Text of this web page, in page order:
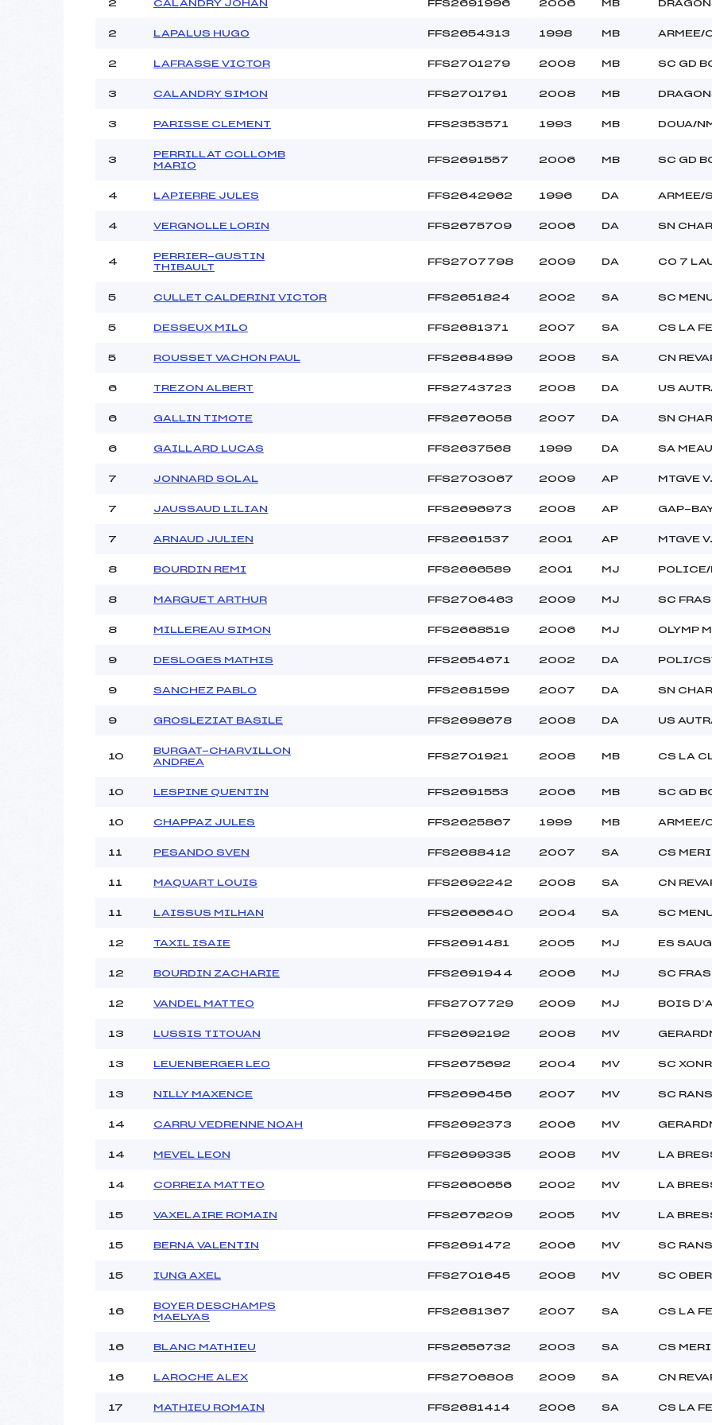
2 CALANDRY JOHAN FFS2691996 2006 MB
2 LAPALUS HUGO FFS2654313 1998 MB ARMEE/
2 LAFRASSE VICTOR FFS2701279 2008 MB SC GD
3 CALANDRY SIMON FFS2701791 2008 MB
3 PARISSE CLEMENT FFS2353571 1993 MB DOUA/
3
PERRILLAT COLLOMB
MARIO
FFS2691557 2006 MB SC GD
4 LAPIERRE JULES FFS2642962 1996 DA ARMEE/
4 VERGNOLLE LORIN FFS2675709 2006 DA SN
4
PERRIER-GUSTIN
THIBAULT
FFS2707798 2009 DA CO 7
5 CULLET CALDERINI VICTOR FFS2651824 2002 SA SC
5 DESSEUX MILO FFS2681371 2007 SA CS LA
5 ROUSSET VACHON PAUL FFS2684899 2008 SA CN
6 TREZON ALBERT FFS2743723 2008 DA US
6 GALLIN TIMOTE FFS2676058 2007 DA SN
6 GAILLARD LUCAS FFS2637568 1999 DA SA
7 JONNARD SOLAL FFS2703067 2009 AP MTGVE
7 JAUSSAUD LILIAN FFS2696973 2008 AP GAP-
7 ARNAUD JULIEN FFS2661537 2001 AP MTGVE
8 BOURDIN REMI FFS2666589 2001 MJ POLICE/
8 MARGUET ARTHUR FFS2706463 2009 MJ SC
8 MILLEREAU SIMON FFS2668519 2006 MJ OLYMP
9 DESLOGES MATHIS FFS2654671 2002 DA POLI/
9 SANCHEZ PABLO FFS2681599 2007 DA SN
9 GROSLEZIAT BASILE FFS2698678 2008 DA US
10
BURGAT-CHARVILLON
ANDREA
FFS2701921 2008 MB CS LA
10 LESPINE QUENTIN FFS2691553 2006 MB SC GD
10 CHAPPAZ JULES FFS2625867 1999 MB ARMEE/
11 PESANDO SVEN FFS2688412 2007 SA CS
11 MAQUART LOUIS FFS2692242 2008 SA CN
11 LAISSUS MILHAN FFS2666640 2004 SA SC
12 TAXIL ISAIE FFS2691481 2005 MJ ES
12 BOURDIN ZACHARIE FFS2691944 2006 MJ SC
12 VANDEL MATTEO FFS2707729 2009 MJ BOIS
13 LUSSIS TITOUAN FFS2692192 2008 MV
13 LEUENBERGER LEO FFS2675692 2004 MV SC
13 NILLY MAXENCE FFS2696456 2007 MV SC
14 CARRU VEDRENNE NOAH FFS2692373 2006 MV
14 MEVEL LEON FFS2699335 2008 MV LA
14 CORREIA MATTEO FFS2660656 2002 MV LA
15 VAXELAIRE ROMAIN FFS2676209 2005 MV LA
15 BERNA VALENTIN FFS2691472 2006 MV SC
15 IUNG AXEL FFS2701645 2008 MV SC
16
BOYER DESCHAMPS
MAELYAS
FFS2681367 2007 SA CS LA
16 BLANC MATHIEU FFS2656732 2003 SA CS
16 LAROCHE ALEX FFS2706808 2009 SA CN
17 MATHIEU ROMAIN FFS2681414 2006 SA CS LA